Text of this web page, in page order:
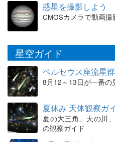
惑星を撮影しよう
CMOSカメラで動画
星空ガイド
ペルセウス座流星群
8月12～13日が一番の
夏休み 天体観察ガ
夏の大三角、天の川
の観察ガイド